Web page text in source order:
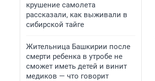
крушение самолета
рассказали, как выживали в
сибирской тайге
Жительница Башкирии после
смерти ребенка в утробе не
сможет иметь детей и винит
медиков — что говорит